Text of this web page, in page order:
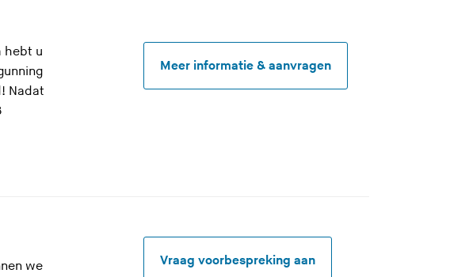
hebt u
Nadat
Meer informatie & aanvragen
we
Vraag voorbespreking aan